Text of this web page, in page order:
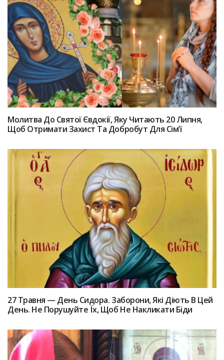
Молитва До Святої Євдокії, Яку Читають 20 Липня,
Щоб Отримати Захист Та Добробут Для Сім’ї
27 Травня — День Сидора. Заборони, Які Діють В Цей
День. Не Порушуйте Їх, Щоб Не Накликати Біди